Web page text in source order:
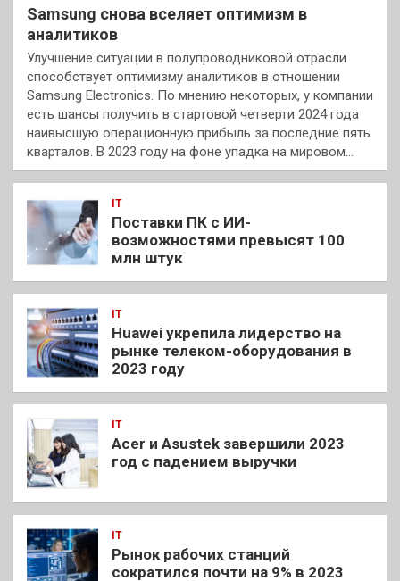
Samsung снова вселяет оптимизм в
аналитиков
Улучшение ситуации в полупроводниковой отрасли
способствует оптимизму аналитиков в отношении
Samsung Electronics. По мнению некоторых, у компании
есть шансы получить в стартовой четверти 2024 года
наивысшую операционную прибыль за последние пять
кварталов. В 2023 году на фоне упадка на мировом…
IT
Поставки ПК с ИИ-
возможностями превысят 100
млн штук
IT
Huawei укрепила лидерство на
рынке телеком-оборудования в
2023 году
IT
Acer и Asustek завершили 2023
год с падением выручки
IT
Рынок рабочих станций
сократился почти на 9% в 2023